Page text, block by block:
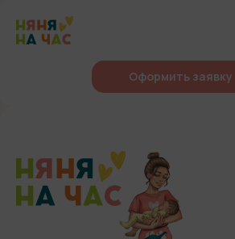
Оформить заявку